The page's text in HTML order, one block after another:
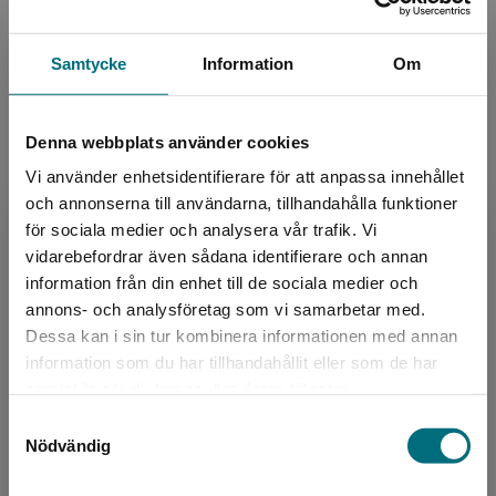
Samtycke Information Om
Denna webbplats använder cookies
Vi använder enhetsidentifierare för att anpassa innehållet
och annonserna till användarna, tillhandahålla funktioner
för sociala medier och analysera vår trafik. Vi
vidarebefordrar även sådana identifierare och annan
information från din enhet till de sociala medier och
annons- och analysföretag som vi samarbetar med.
Dessa kan i sin tur kombinera informationen med annan
information som du har tillhandahållit eller som de har
Nödvändig
Begränsad fraktregion
Det verkar som att du besöker
nyponochviljaforlag.se via en enhet utanför
Sverige. För att kunna slutföra ett köp måste
Upphovspersoner
Författare
Janina Kastevik
Janina Kastevik är barnboksförfattare, jurist och
trebarnsmamma. Hon debuterade med boken
Slottet av is 2013. Janina Kastevik och Sarah